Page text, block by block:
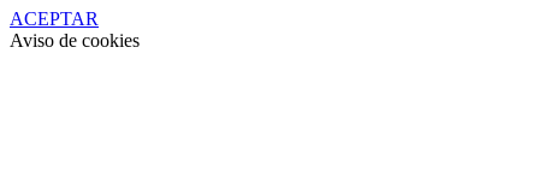
ACEPTAR
Aviso de cookies